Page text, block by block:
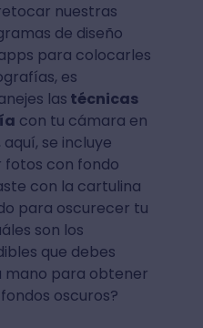
nuestras
de diseño
para colocarles
es
las técnicas
con tu cámara en
se incluye
con fondo
con la cartulina
para oscurecer tu
son los
que debes
mano para obtener
oscuros?